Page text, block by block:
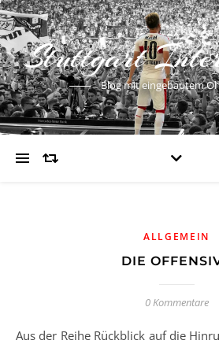
Stuttgart
Blog mit eingebautem
ALLGEMEIN
DIE
0 Kommentare
Aus der Reihe Rückblick auf die Hinrunde lest ihr einen Tag